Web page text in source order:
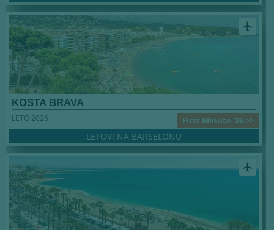
airplanemode_active
KOSTA BRAVA
First Minute '26 >>
LETO 2026
LETOVI NA BARSELONU
airplanemode_active